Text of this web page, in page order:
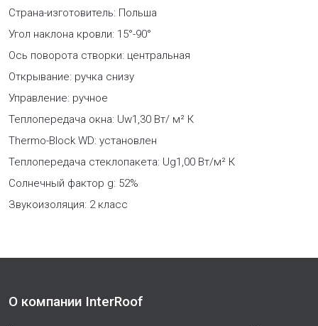
Страна-изготовитель: Польша
Угол наклона кровли: 15°-90°
Ось поворота створки: центральная
Открывание: ручка снизу
Управление: ручное
Теплопередача окна: Uw1,30 Вт/ м² К
Thermo-Block WD: установлен
Теплопередача стеклопакета: Ug1,00 Вт/м² К
Солнечный фактор g: 52%
Звукоизоляция: 2 класс
О компании InterRoof